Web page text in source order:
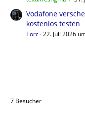
Vodafone
kostenlos testen
Torc 22. Juli 2026
7 Besucher